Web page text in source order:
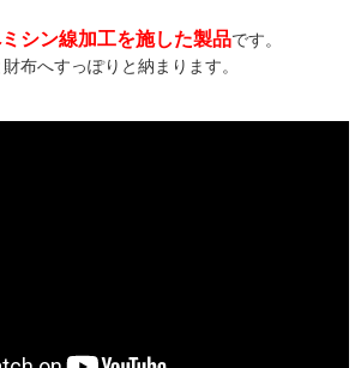
シン線加工を施した製品です。
布へすっぽりと納まります。